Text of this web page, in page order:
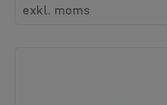
exkl. moms